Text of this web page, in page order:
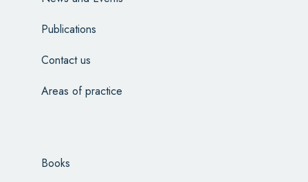
Publications
Contact us
Areas of practice
Books